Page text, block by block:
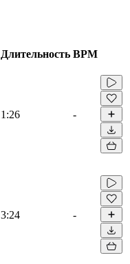
Длительность BPM
1:26 -
3:24 -